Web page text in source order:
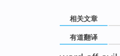
相关文章
有道翻译